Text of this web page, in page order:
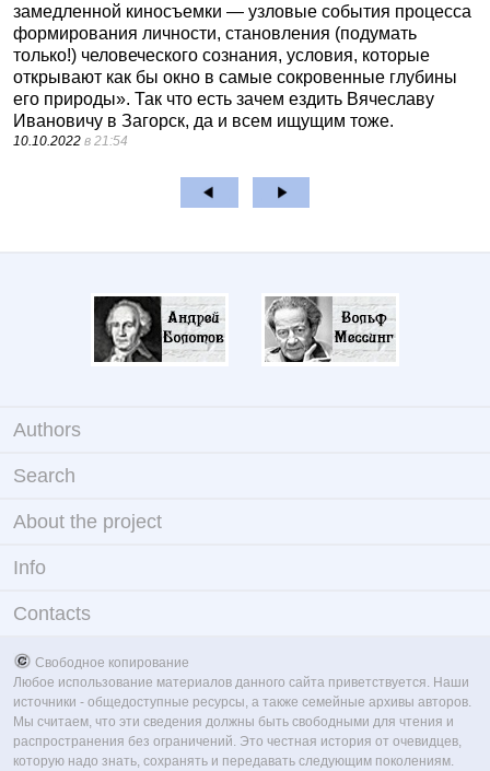
замедленной киносъемки — узловые события процесса
формирования личности, становления (подумать
только!) человеческого сознания, условия, которые
открывают как бы окно в самые сокровенные глубины
его природы». Так что есть зачем ездить Вячеславу
Ивановичу в Загорск, да и всем ищущим тоже.
10.10.2022 в 21:54
Authors
Search
About the project
Info
Contacts
Свободное копирование
Любое использование материалов данного сайта приветствуется. Наши
источники - общедоступные ресурсы, а также семейные архивы авторов.
Мы считаем, что эти сведения должны быть свободными для чтения и
распространения без ограничений. Это честная история от очевидцев,
которую надо знать, сохранять и передавать следующим поколениям.